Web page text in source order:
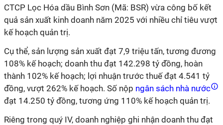
CTCP Lọc Hóa dầu Bình Sơn (Mã: BSR) vừa công bố kết
quả sản xuất kinh doanh năm 2025 với nhiều chỉ tiêu vượt
kế hoạch quản trị.
Cụ thể, sản lượng sản xuất đạt 7,9 triệu tấn, tương đương
108% kế hoạch; doanh thu đạt 142.298 tỷ đồng, hoàn
thành 102% kế hoạch; lợi nhuận trước thuế đạt 4.541 tỷ
đồng, vượt 262% kế hoạch. Số nộp ngân sách nhà nước
đạt 14.250 tỷ đồng, tương ứng 110% kế hoạch quản trị.
Riêng trong quý IV, doanh nghiệp ghi nhận doanh thu đạt